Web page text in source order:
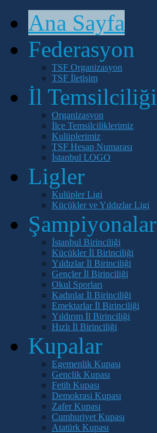
Ana Sayfa
Federasyon
TSF Organizasyon
TSF İletişim
İl Temsilciliği
Organizasyon
İlçe Temsilciliklerimiz
Kulüplerimiz
TSF Hesap Numarası
İstanbul LOGO
Ligler
Kulüpler Ligi
Küçükler ve Yıldızlar Ligi
Şampiyonalar
İstanbul Birinciliği
Küçükler İl Birinciliği
Yıldızlar İl Birinciliği
Gençler İl Birinciliği
Okul Sporları
Kadınlar İl Birinciliği
Emektarlar İl Birinciliği
Yıldırım İl Birinciliği
Hızlı İl Birinciliği
Kupalar
Egemenlik Kupası
Gençlik Kupası
Fetih Kupası
Demokrasi Kupası
Zafer Kupası
Cumhuriyet Kupası
Atatürk Kupası